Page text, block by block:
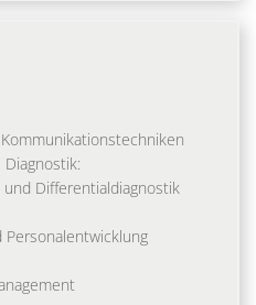
Differentialdiagnostik